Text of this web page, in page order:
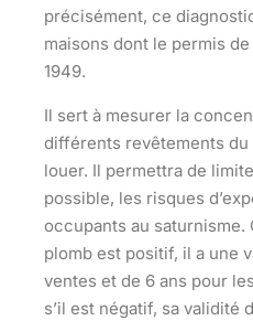
précisément, ce
maisons dont le permis
1949.
Il sert à mesurer la
différents revêtements du
louer. Il permettra de
possible, les risques
occupants au saturnisme.
plomb est positif, il a une
ventes et de 6 ans pour
s’il est négatif, sa validité